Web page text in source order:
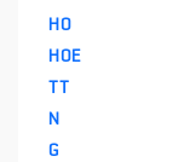
HO
HOE
TT
N
G